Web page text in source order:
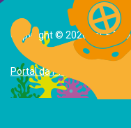
Copyright © 2026 | oCEANo
Portal da Privacidade